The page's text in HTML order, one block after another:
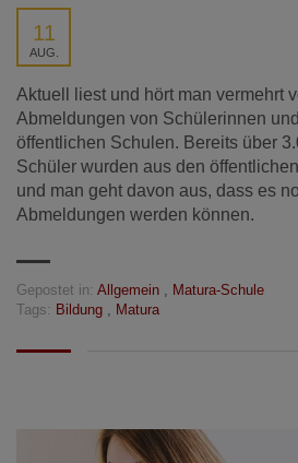
11
AUG.
Aktuell liest und hört man vermehrt
Abmeldungen von Schülerinnen
öffentlichen Schulen. Bereits über
Schüler wurden aus den
und man geht davon aus, dass es
Abmeldungen werden können.
Gepostet in: Allgemein , Matura-Schule
Tags: Bildung , Matura